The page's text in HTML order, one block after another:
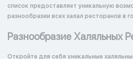
список предоставляет уникальную
разнообразии всех халал ресторанов в
Разнообразие Халяльных
Откройте для себя уникальные